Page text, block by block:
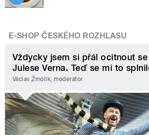
E-SHOP ČESKÉHO ROZHLASU
Vždycky jsem si přál ocitnout
Julese Verna. Teď se mi to
Václav Žmolík, moderátor